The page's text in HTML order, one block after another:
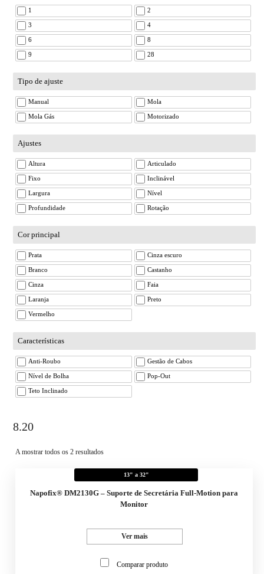
1 2
3 4
6 8
9 28
Tipo de ajuste
Manual Mola
Mola Gás Motorizado
Ajustes
Altura Articulado
Fixo Inclinável
Largura Nível
Profundidade Rotação
Cor principal
Prata Cinza escuro
Branco Castanho
Cinza Faia
Laranja Preto
Vermelho
Características
Anti-Roubo Gestão de Cabos
Nível de Bolha Pop-Out
Teto Inclinado
8.20
A mostrar todos os 2 resultados
13" a 32"
Napofix® DM2130G – Suporte de Secretária Full-Motion para
Monitor
Ver mais
Comparar produto